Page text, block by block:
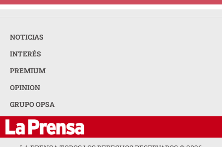
NOTICIAS
INTERÉS
PREMIUM
OPINION
GRUPO OPSA